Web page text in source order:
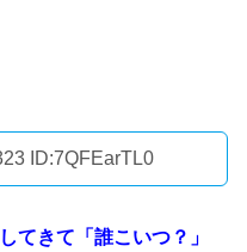
ID:7QFEarTL0
てきて「誰こいつ？」